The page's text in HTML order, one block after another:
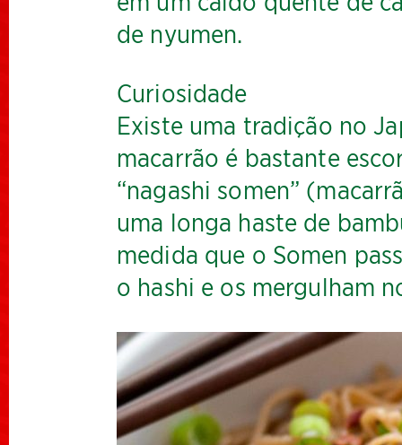
de nyumen.
Curiosidade
Existe uma tradição no
macarrão é bastante
“nagashi somen”
uma longa haste de
medida que o Somen
o hashi e os mergulham